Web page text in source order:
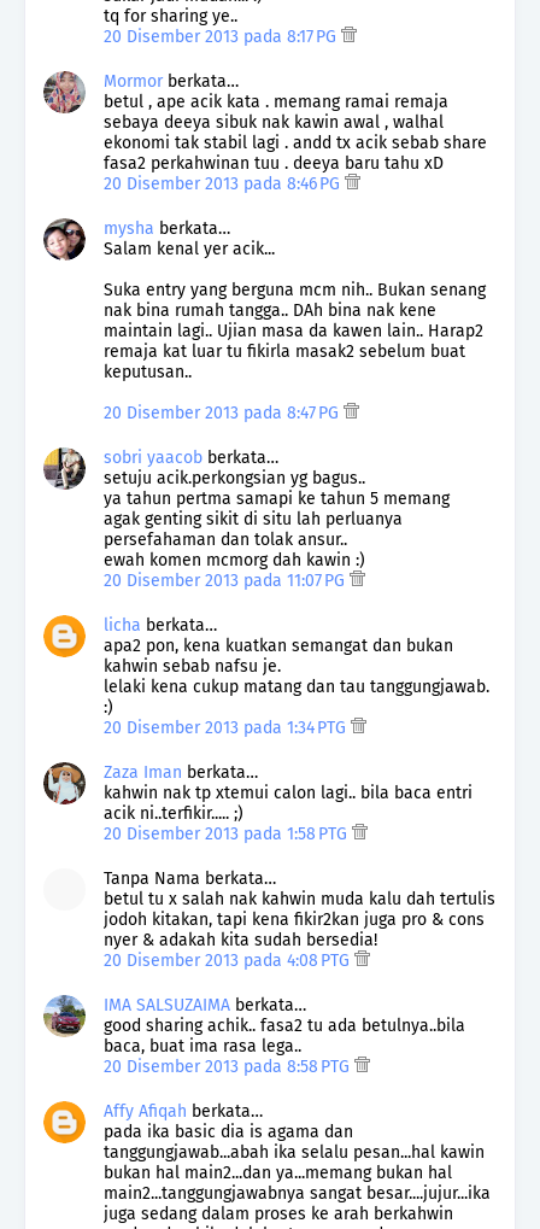
tq for sharing ye..
20 Disember 2013 pada 8:17 PG
Mormorberkata…
betul , ape acik kata . memang ramai remaja
sebaya deeya sibuk nak kawin awal , walhal
ekonomi tak stabil lagi . andd tx acik sebab share
fasa2 perkahwinan tuu . deeya baru tahu xD
20 Disember 2013 pada 8:46 PG
mysha berkata…
Salam kenal yer acik...
Suka entry yang berguna mcm nih.. Bukan senang
nak bina rumah tangga.. DAh bina nak kene
maintain lagi.. Ujian masa da kawen lain.. Harap2
remaja kat luar tu fikirla masak2 sebelum buat
keputusan..
20 Disember 2013 pada 8:47 PG
sobri yaacob berkata…
setuju acik.perkongsian yg bagus..
ya tahun pertma samapi ke tahun 5 memang
agak genting sikit di situ lah perluanya
persefahaman dan tolak ansur..
ewah komen mcmorg dah kawin :)
20 Disember 2013 pada 11:07 PG
licha berkata…
apa2 pon, kena kuatkan semangat dan bukan
kahwin sebab nafsu je.
lelaki kena cukup matang dan tau tanggungjawab.
:)
20 Disember 2013 pada 1:34 PTG
Zaza Iman berkata…
kahwin nak tp xtemui calon lagi.. bila baca entri
acik ni..terfikir..... ;)
20 Disember 2013 pada 1:58 PTG
Tanpa Nama berkata…
betul tu x salah nak kahwin muda kalu dah tertulis
jodoh kitakan, tapi kena fikir2kan juga pro & cons
nyer & adakah kita sudah bersedia!
20 Disember 2013 pada 4:08 PTG
IMA SALSUZAIMA berkata…
good sharing achik.. fasa2 tu ada betulnya..bila
baca, buat ima rasa lega..
20 Disember 2013 pada 8:58 PTG
Affy Afiqah berkata…
pada ika basic dia is agama dan
tanggungjawab...abah ika selalu pesan...hal kawin
bukan hal main2...dan ya...memang bukan hal
main2...tanggungjawabnya sangat besar....jujur...ika
juga sedang dalam proses ke arah berkahwin